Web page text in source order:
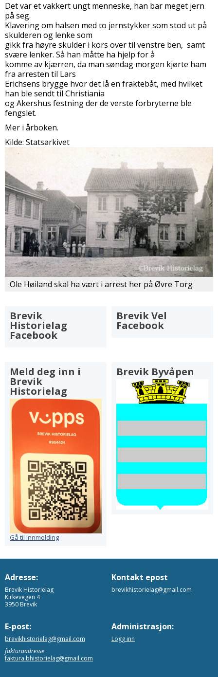
Det var et vakkert ungt menneske, han bar meget jern
på seg.
Klavering om halsen med to jernstykker som stod ut på
skulderen og lenke som
gikk fra høyre skulder i kors over til venstre ben, samt
svære lenker. Så han måtte ha hjelp for å
komme av kjærren, da man søndag morgen kjørte ham
fra arresten til Lars
Erichsens brygge hvor det lå en fraktebåt, med hvilket
han ble sendt til Christiania
og Akershus festning der de verste forbryterne ble
fengslet.
Mer i årboken.
Kilde: Statsarkivet
Ole Høiland skal ha vært i arrest her på Øvre Torg
Brevik
Historielag
Facebook
Brevik Vel
Facebook
Meld deg inn i
Brevik
Historielag
Gå til innmelding
Brevik Byvåpen
Adresse:
Brevik Historielag
Kirkevegen 4
3950 Brevik
Kontakt epost
brevikhistorielag@gmail.com
E-post:
brevikhistorielag@gmail.com
fakturaadresse:
faktura.bhistorielag@gmail.com
Administrasjon:
Logg inn